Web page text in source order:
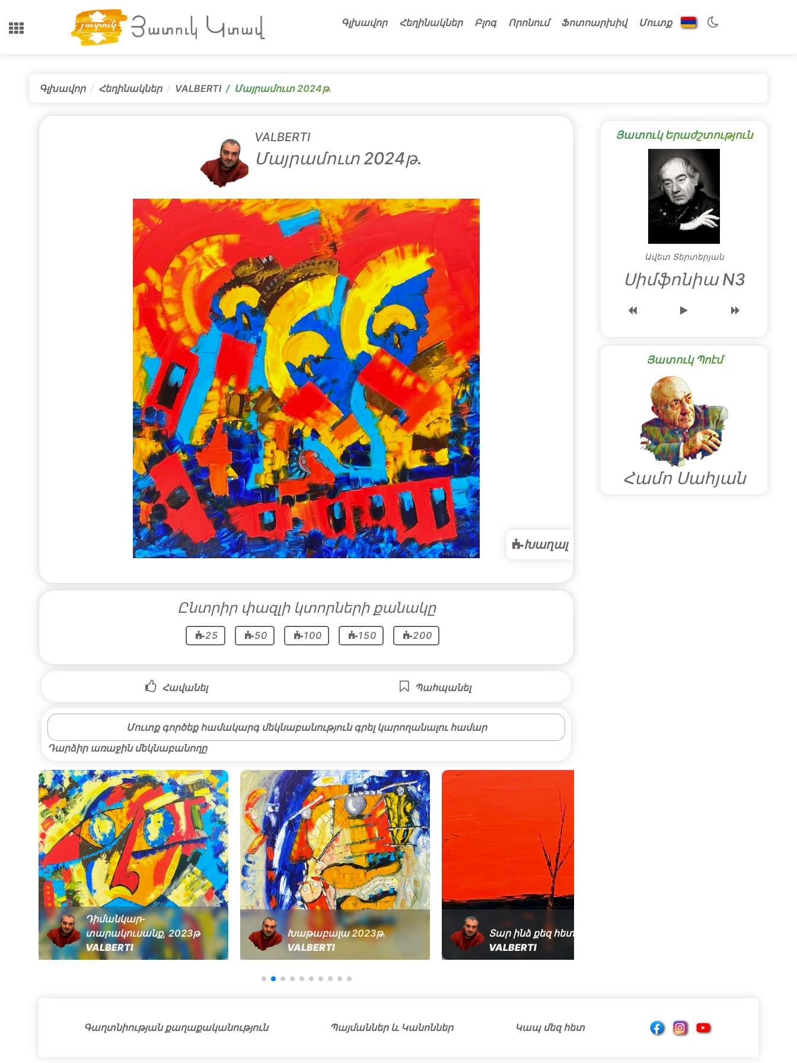
Գլխավոր Հեղինակներ Բլոգ Որոնում Ֆոտոարխիվ Մուտք
Գլխավոր Հեղինակներ VALBERTI Մայրամուտ 2024թ․
VALBERTI
Մայրամուտ 2024թ․
Խաղալ
Ընտրիր փազլի կտորների քանակը
25 50 100 150 200
Հավանել Պահպանել
Մուտք գործեք համակարգ մեկնաբանություն գրել կարողանալու համար
Դարձիր առաջին մեկնաբանողը
Դիմանկար-
տարակուսանք, 2023թ
VALBERTI
Խաթաբալա 2023թ․
VALBERTI
Տար ինձ քեզ հետ 2024թ․
VALBERTI
Յատուկ Երաժշտություն
Ավետ Տերտերյան
Սիմֆոնիա N3
Յատուկ Պոէմ
Համո Սահյան
Գաղտնիության քաղաքականություն Պայմաններ և Կանոններ Կապ մեզ հետ